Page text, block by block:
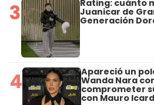
3 Rating: cuánto
Juanicar de
Generación
4 Apareció un
Wanda Nara
comprometer
con Mauro